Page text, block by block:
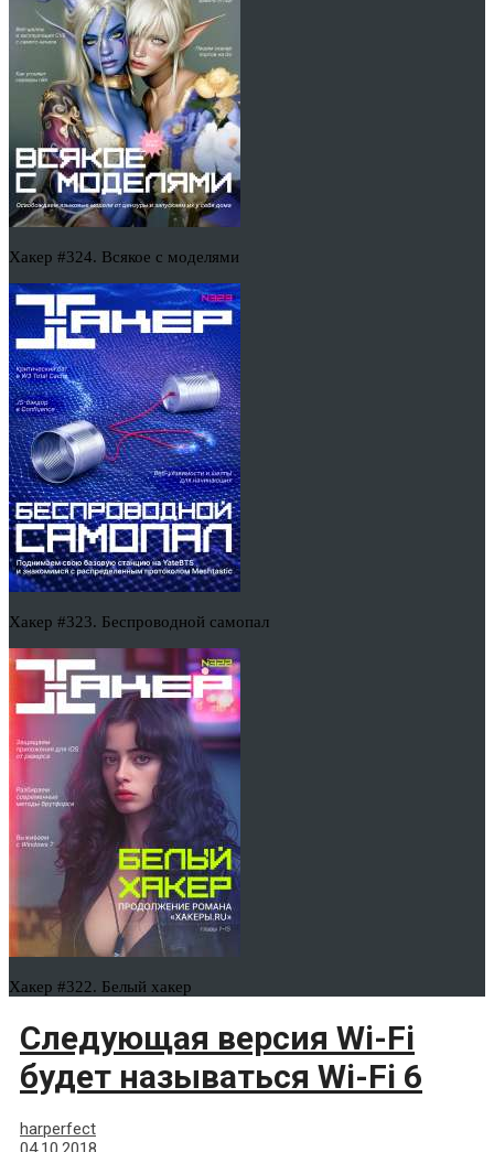
Хакер #324. Всякое с моделями
Хакер #323. Беспроводной самопал
Хакер #322. Белый хакер
Следующая версия Wi-Fi
будет называться Wi-Fi 6
harperfect